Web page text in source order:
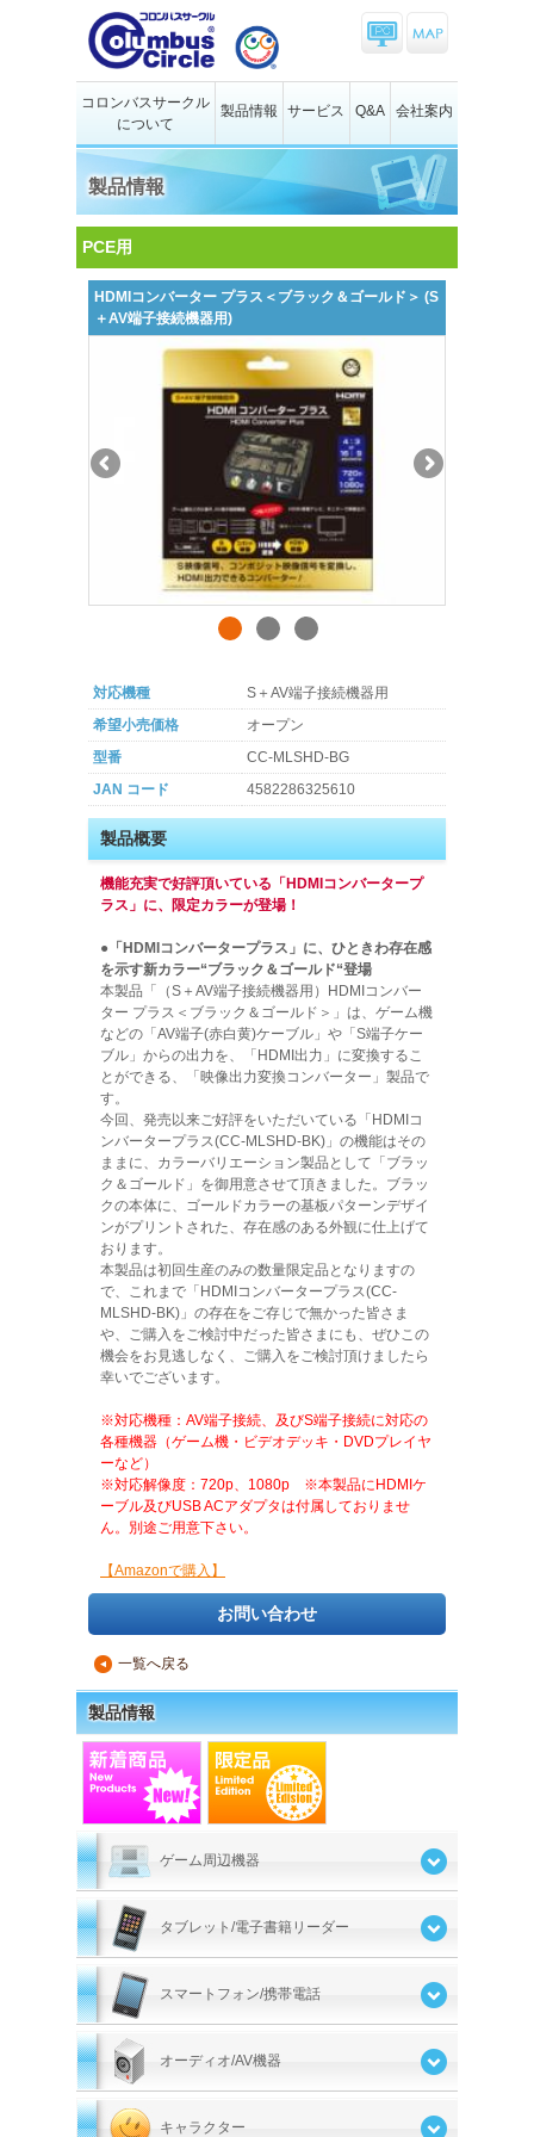
コロンバスサークル
について
製品情報 サービス Q&A 会社案内
製品情報
PCE用
HDMIコンバーター プラス＜ブラック＆ゴールド＞ (S
＋AV端子接続機器用)
対応機種
S＋AV端子接続機器用
希望小売価格
オープン
型番
CC-MLSHD-BG
JAN コード
4582286325610
製品概要
機能充実で好評頂いている「HDMIコンバータープ
ラス」に、限定カラーが登場！
●「HDMIコンバータープラス」に、ひときわ存在感
を示す新カラー“ブラック＆ゴールド“登場
本製品「（S＋AV端子接続機器用）HDMIコンバー
ター プラス＜ブラック＆ゴールド＞」は、ゲーム機
などの「AV端子(赤白黄)ケーブル」や「S端子ケー
ブル」からの出力を、「HDMI出力」に変換するこ
とができる、「映像出力変換コンバーター」製品で
す。
今回、発売以来ご好評をいただいている「HDMIコ
ンバータープラス(CC-MLSHD-BK)」の機能はその
ままに、カラーバリエーション製品として「ブラッ
ク＆ゴールド」を御用意させて頂きました。ブラッ
クの本体に、ゴールドカラーの基板パターンデザイ
ンがプリントされた、存在感のある外観に仕上げて
おります。
本製品は初回生産のみの数量限定品となりますの
で、これまで「HDMIコンバータープラス(CC-
MLSHD-BK)」の存在をご存じで無かった皆さま
や、ご購入をご検討中だった皆さまにも、ぜひこの
機会をお見逃しなく、ご購入をご検討頂けましたら
幸いでございます。
※対応機種：AV端子接続、及びS端子接続に対応の
各種機器（ゲーム機・ビデオデッキ・DVDプレイヤ
ーなど）
※対応解像度：720p、1080p ※本製品にHDMIケ
ーブル及びUSB ACアダプタは付属しておりませ
ん。別途ご用意下さい。
【Amazonで購入】
お問い合わせ
▲ 一覧へ戻る
製品情報
ゲーム周辺機器
タブレット/電子書籍リーダー
スマートフォン/携帯電話
オーディオ/AV機器
キャラクター